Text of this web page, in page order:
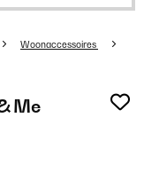
Woonaccessoires
Me